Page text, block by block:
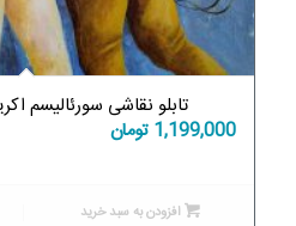
تابلو نقاشی سورئالیسم
1,199,000 تومان
افزودن به سبد خرید